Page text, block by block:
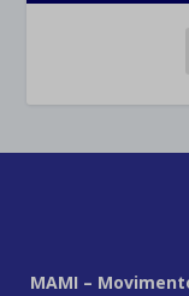
MAMI –